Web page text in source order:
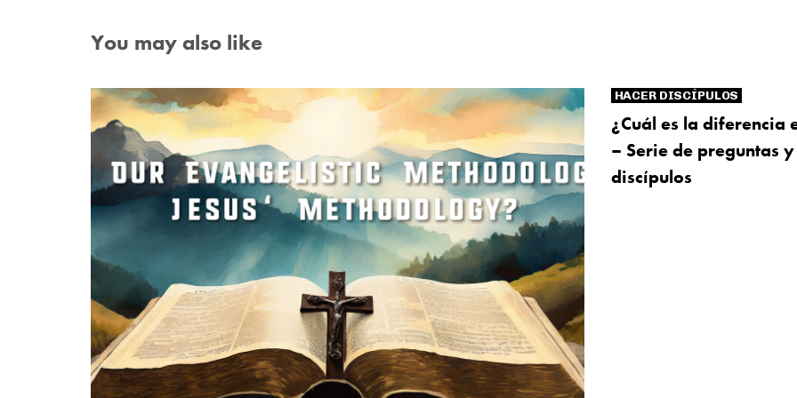
You may also like
HACER DISCÍPULOS
¿Cuál es la diferencia
– Serie de preguntas
discípulos